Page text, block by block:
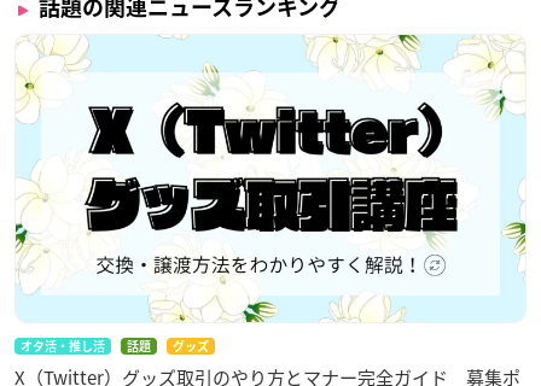
話題の関連ニュースランキング
オタ活・推し活 話題 グッズ
X（Twitter）グッズ取引のやり方とマナー完全ガイド 募集ポ